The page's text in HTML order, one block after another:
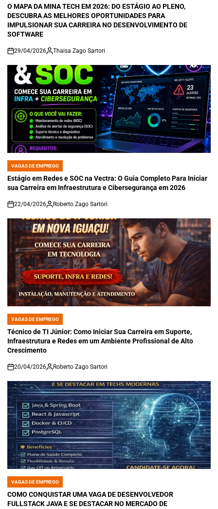
IN
O MAPA DA MINA TECH EM 2026: DO ESTÁGIO AO PLENO,
DESCUBRA AS MELHORES OPORTUNIDADES PARA
IMPULSIONAR SUA CARREIRA NO DESENVOLVIMENTO DE
SOFTWARE
on
29/04/2026 Thaisa Zago Sartori
POSTED
IN
VAGAS DE EMPREGO
Estágio em Redes e SOC na Vectra: O Guia Completo Para Iniciar
sua Carreira em Infraestrutura e Cibersegurança em 2026
on
22/04/2026 Roberto Zago Sartori
POSTED
IN
VAGAS DE EMPREGO
Técnico de TI Júnior: Como Iniciar Sua Carreira em Suporte,
Infraestrutura e Redes em um Ambiente Profissional de Alto
Crescimento
on
20/04/2026 Roberto Zago Sartori
POSTED
IN
VAGAS DE EMPREGO
COMO CONQUISTAR UMA VAGA DE DESENVOLVEDOR
FULLSTACK JAVA E SE DESTACAR NO MERCADO DE